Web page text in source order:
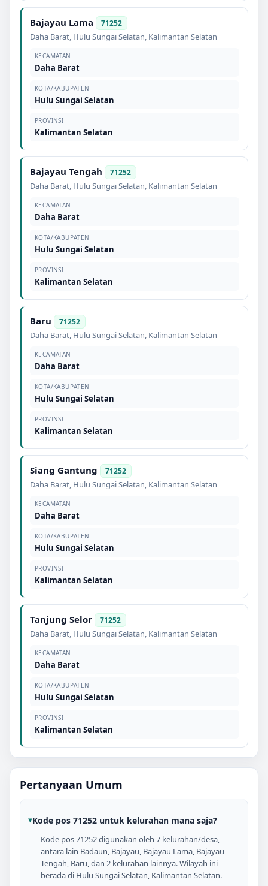
Bajayau Lama 71252
Daha Barat, Hulu Sungai Selatan, Kalimantan Selatan
KECAMATAN
Daha Barat
KOTA/KABUPATEN
Hulu Sungai Selatan
PROVINSI
Kalimantan Selatan
Bajayau Tengah 71252
Daha Barat, Hulu Sungai Selatan, Kalimantan Selatan
KECAMATAN
Daha Barat
KOTA/KABUPATEN
Hulu Sungai Selatan
PROVINSI
Kalimantan Selatan
Baru 71252
Daha Barat, Hulu Sungai Selatan, Kalimantan Selatan
KECAMATAN
Daha Barat
KOTA/KABUPATEN
Hulu Sungai Selatan
PROVINSI
Kalimantan Selatan
Siang Gantung 71252
Daha Barat, Hulu Sungai Selatan, Kalimantan Selatan
KECAMATAN
Daha Barat
KOTA/KABUPATEN
Hulu Sungai Selatan
PROVINSI
Kalimantan Selatan
Tanjung Selor 71252
Daha Barat, Hulu Sungai Selatan, Kalimantan Selatan
KECAMATAN
Daha Barat
KOTA/KABUPATEN
Hulu Sungai Selatan
PROVINSI
Kalimantan Selatan
Pertanyaan Umum
Kode pos 71252 untuk kelurahan mana saja?
Kode pos 71252 digunakan oleh 7 kelurahan/desa,
antara lain Badaun, Bajayau, Bajayau Lama, Bajayau
Tengah, Baru, dan 2 kelurahan lainnya. Wilayah ini
berada di Hulu Sungai Selatan, Kalimantan Selatan.